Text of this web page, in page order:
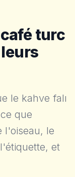
turc
le kahve falı
que
l'oiseau, le
et